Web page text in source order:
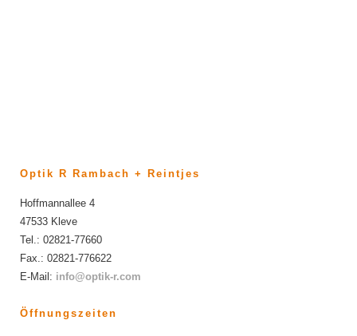
Optik R Rambach + Reintjes
Hoffmannallee 4
47533 Kleve
Tel.: 02821-77660
Fax.: 02821-776622
E-Mail: info@optik-r.com
Öffnungszeiten